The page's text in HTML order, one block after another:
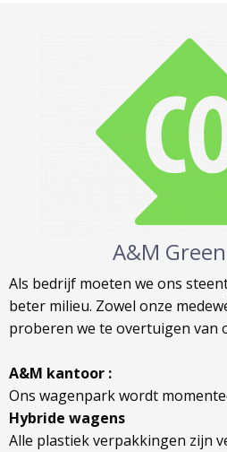
A&M
Als bedrijf moeten we ons
beter milieu. Zowel onze
proberen we te overtuigen van
A&M kantoor :
Ons wagenpark wordt
Hybride wagens
Alle plastiek verpakkingen zijn